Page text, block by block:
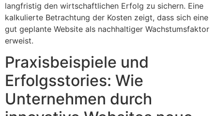
langfristig den wirtschaftlichen Erfolg zu sichern. Eine
kalkulierte Betrachtung der Kosten zeigt, dass sich eine
gut geplante Website als nachhaltiger Wachstumsfaktor
erweist.
Praxisbeispiele und
Erfolgsstories: Wie
Unternehmen durch